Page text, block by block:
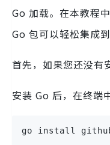
Go 加载。在本教程
Go 包可以轻松集成到
首先，如果您还没有
安装 Go 后，在终端
go install